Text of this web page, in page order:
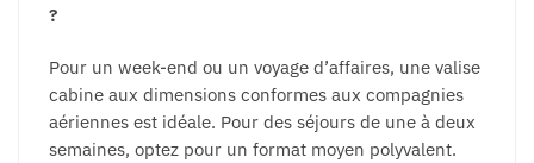
?
Pour un week-end ou un voyage d’affaires, une valise
cabine aux dimensions conformes aux compagnies
aériennes est idéale. Pour des séjours de une à deux
semaines, optez pour un format moyen polyvalent.